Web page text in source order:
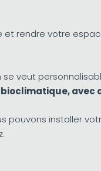
et rendre votre
se veut
pouvons installer